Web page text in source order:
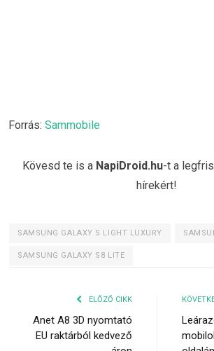
Forrás: Sammobile
Kövesd te is a NapiDroid.hu-t a
hírekért!
SAMSUNG GALAXY S LIGHT LUXURY
SAMSUNG GALAXY S8 LITE
ELŐZŐ CIKK
Anet A8 3D nyomtató
EU raktárból kedvező